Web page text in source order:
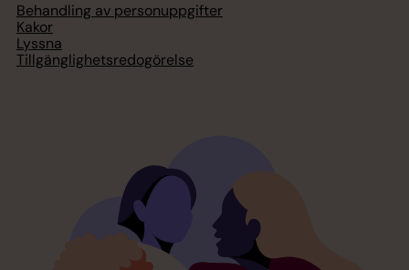
Behandling av personuppgifter
Kakor
Lyssna
Tillgänglighetsredogörelse